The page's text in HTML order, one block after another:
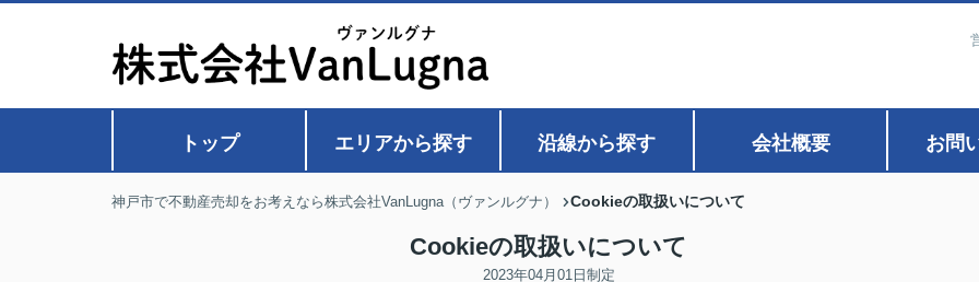
トップ エリアから探す 沿線から探す 会社概要 お問
神戸市で不動産売却をお考えなら株式会社VanLugna（ヴァンルグナ） Cookieの取扱いについて
Cookieの取扱いについて
2023年04月01日制定